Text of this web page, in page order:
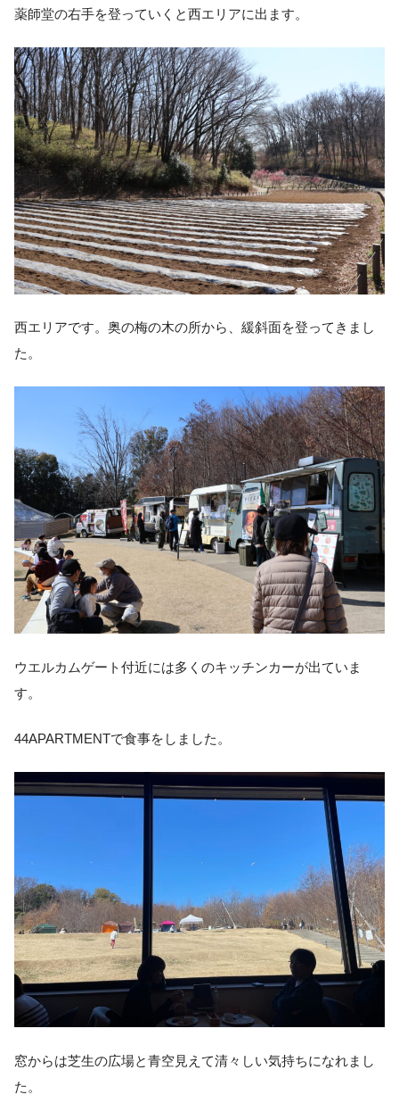
薬師堂の右手を登っていくと西エリアに出ます。
西エリアです。奥の梅の木の所から、緩斜面を登ってきまし
た。
ウエルカムゲート付近には多くのキッチンカーが出ていま
す。
44APARTMENTで食事をしました。
窓からは芝生の広場と青空見えて清々しい気持ちになれまし
た。